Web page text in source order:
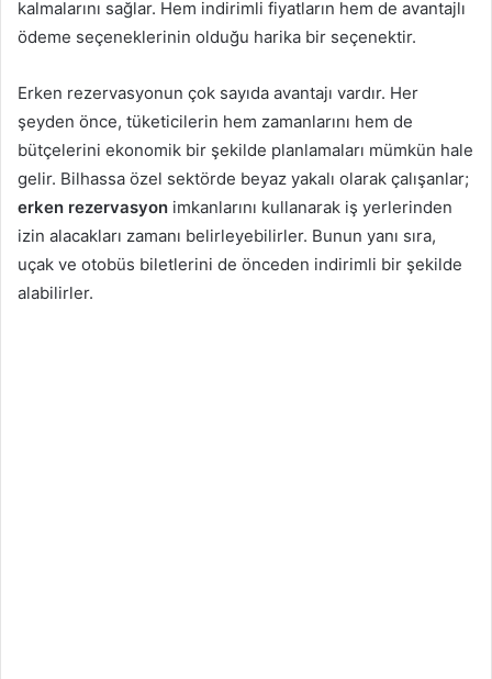
kalmalarını sağlar. Hem indirimli fiyatların hem de avantajlı
ödeme seçeneklerinin olduğu harika bir seçenektir.
Erken rezervasyonun çok sayıda avantajı vardır. Her
şeyden önce, tüketicilerin hem zamanlarını hem de
bütçelerini ekonomik bir şekilde planlamaları mümkün hale
gelir. Bilhassa özel sektörde beyaz yakalı olarak çalışanlar;
erken rezervasyon imkanlarını kullanarak iş yerlerinden
izin alacakları zamanı belirleyebilirler. Bunun yanı sıra,
uçak ve otobüs biletlerini de önceden indirimli bir şekilde
alabilirler.